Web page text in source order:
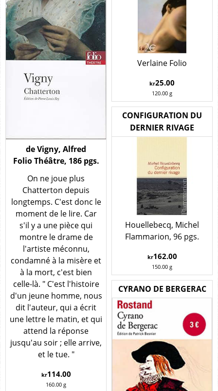
Verlaine Folio
kr25.00
120.00 g
de Vigny, Alfred
Folio Théâtre, 186 pgs.
On ne joue plus
Chatterton depuis
longtemps. C'est donc le
moment de le lire. Car
s'il y a une pièce qui
montre le drame de
l'artiste méconnu,
condamné à la misère et
à la mort, c'est bien
celle-là. " C'est l'histoire
d'un jeune homme, nous
dit l'auteur, qui a écrit
une lettre le matin, et qui
attend la réponse
jusqu'au soir ; elle arrive,
et le tue. "
kr114.00
160.00 g
CONFIGURATION DU
DERNIER RIVAGE
Houellebecq, Michel
Flammarion, 96 pgs.
kr162.00
150.00 g
CYRANO DE BERGERAC